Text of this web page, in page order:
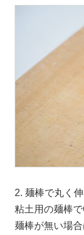
2. 麺棒で丸く伸
粘土用の麺棒で
麺棒が無い場